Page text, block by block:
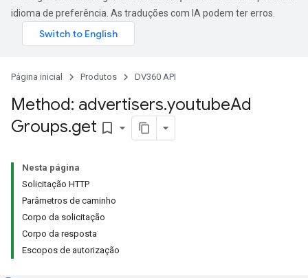
idioma de preferência. As traduções com IA podem ter erros.
Página inicial Produtos DV360 API
Method: advertisers.youtubeAd
Groups.get bookmark_border
Nesta página
Solicitação HTTP
Parâmetros de caminho
Corpo da solicitação
Corpo da resposta
Escopos de autorização